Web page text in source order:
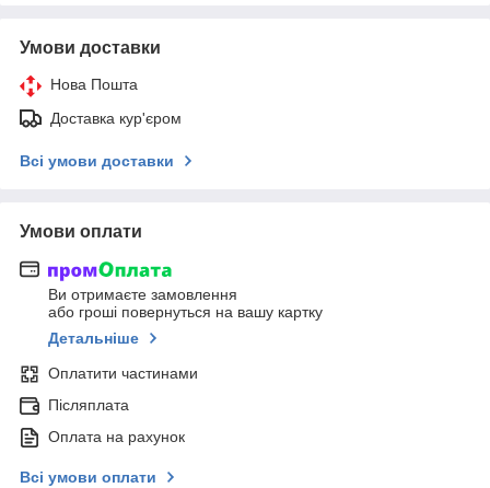
Умови доставки
Нова Пошта
Доставка кур'єром
Всі умови доставки
Умови оплати
Ви отримаєте замовлення
або гроші повернуться на вашу картку
Детальніше
Оплатити частинами
Післяплата
Оплата на рахунок
Всі умови оплати